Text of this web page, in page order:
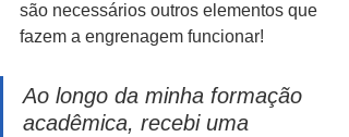
são necessários outros elementos que
fazem a engrenagem funcionar!
Ao longo da minha formação
acadêmica, recebi uma